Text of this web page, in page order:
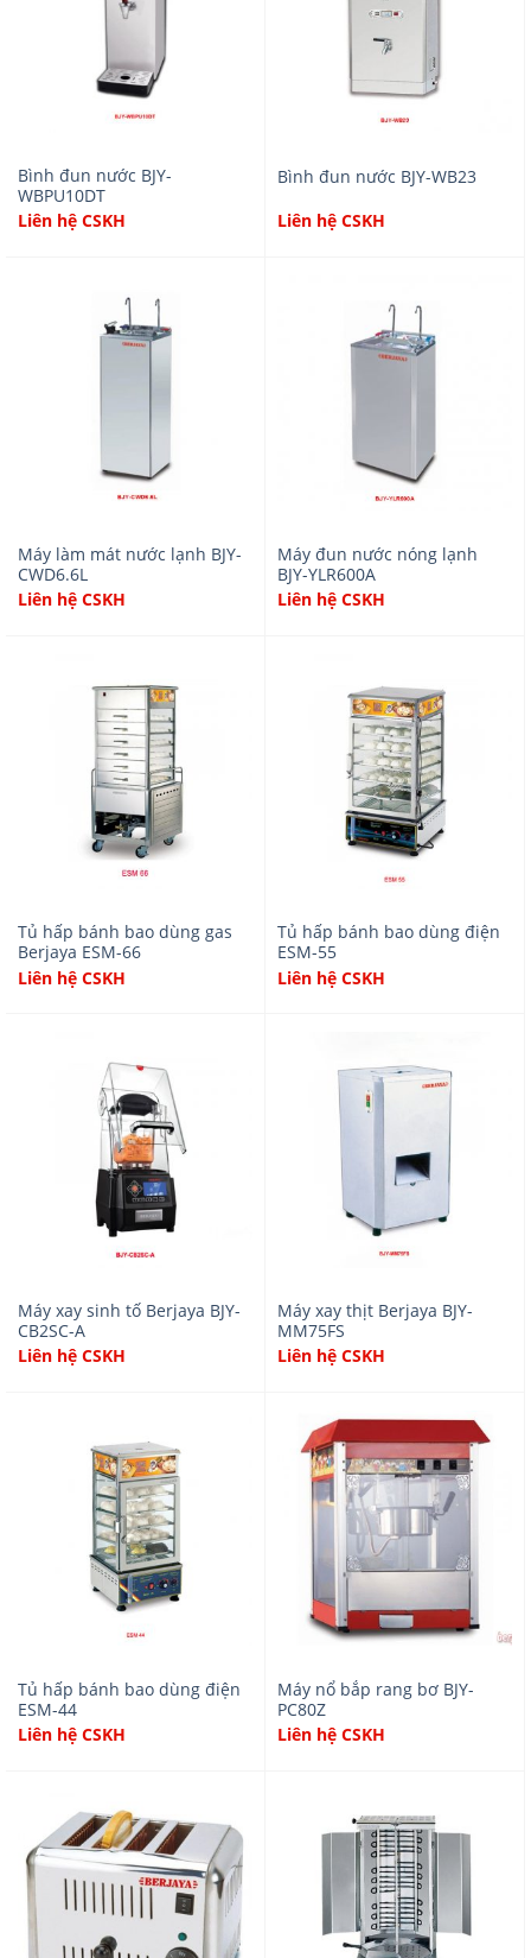
Bình đun nước BJY-
WBPU10DT
Liên hệ CSKH
Bình đun nước BJY-WB23
Liên hệ CSKH
Máy làm mát nước lạnh BJY-
CWD6.6L
Liên hệ CSKH
Máy đun nước nóng lạnh
BJY-YLR600A
Liên hệ CSKH
Tủ hấp bánh bao dùng gas
Berjaya ESM-66
Liên hệ CSKH
Tủ hấp bánh bao dùng điện
ESM-55
Liên hệ CSKH
Máy xay sinh tố Berjaya BJY-
CB2SC-A
Liên hệ CSKH
Máy xay thịt Berjaya BJY-
MM75FS
Liên hệ CSKH
Tủ hấp bánh bao dùng điện
ESM-44
Liên hệ CSKH
Máy nổ bắp rang bơ BJY-
PC80Z
Liên hệ CSKH